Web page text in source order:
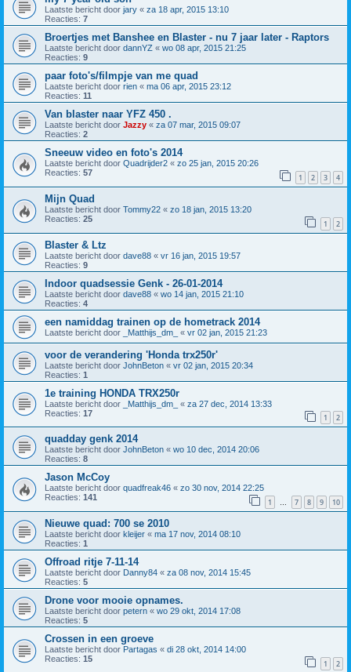
Laatste bericht door jary « za 18 apr, 2015 13:10
Reacties: 7
Broertjes met Banshee en Blaster - nu 7 jaar later - Raptors
Laatste bericht door dannYZ « wo 08 apr, 2015 21:25
Reacties: 9
paar foto's/filmpje van me quad
Laatste bericht door rien « ma 06 apr, 2015 23:12
Reacties: 11
Van blaster naar YFZ 450 .
Laatste bericht door Jazzy « za 07 mar, 2015 09:07
Reacties: 2
Sneeuw video en foto's 2014
Laatste bericht door Quadrijder2 « zo 25 jan, 2015 20:26
Reacties: 57 1 2 3 4
Mijn Quad
Laatste bericht door Tommy22 « zo 18 jan, 2015 13:20
Reacties: 25 1 2
Blaster & Ltz
Laatste bericht door dave88 « vr 16 jan, 2015 19:57
Reacties: 9
Indoor quadsessie Genk - 26-01-2014
Laatste bericht door dave88 « wo 14 jan, 2015 21:10
Reacties: 4
een namiddag trainen op de hometrack 2014
Laatste bericht door _Matthijs_dm_ « vr 02 jan, 2015 21:23
voor de verandering 'Honda trx250r'
Laatste bericht door JohnBeton « vr 02 jan, 2015 20:34
Reacties: 1
1e training HONDA TRX250r
Laatste bericht door _Matthijs_dm_ « za 27 dec, 2014 13:33
Reacties: 17 1 2
quadday genk 2014
Laatste bericht door JohnBeton « wo 10 dec, 2014 20:06
Reacties: 8
Jason McCoy
Laatste bericht door quadfreak46 « zo 30 nov, 2014 22:25
Reacties: 141 1 … 7 8 9 10
Nieuwe quad: 700 se 2010
Laatste bericht door kleijer « ma 17 nov, 2014 08:10
Reacties: 1
Offroad ritje 7-11-14
Laatste bericht door Danny84 « za 08 nov, 2014 15:45
Reacties: 5
Drone voor mooie opnames.
Laatste bericht door petern « wo 29 okt, 2014 17:08
Reacties: 5
Crossen in een groeve
Laatste bericht door Partagas « di 28 okt, 2014 14:00
Reacties: 15 1 2